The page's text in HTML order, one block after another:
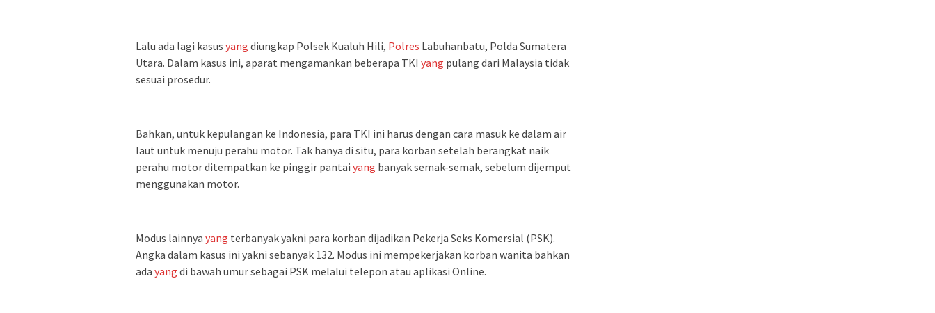
Lalu ada lagi kasus yang diungkap Polsek Kualuh Hili, Polres Labuhanbatu, Polda Sumatera
Utara. Dalam kasus ini, aparat mengamankan beberapa TKI yang pulang dari Malaysia tidak
sesuai prosedur.
Bahkan, untuk kepulangan ke Indonesia, para TKI ini harus dengan cara masuk ke dalam air
laut untuk menuju perahu motor. Tak hanya di situ, para korban setelah berangkat naik
perahu motor ditempatkan ke pinggir pantai yang banyak semak-semak, sebelum dijemput
menggunakan motor.
Modus lainnya yang terbanyak yakni para korban dijadikan Pekerja Seks Komersial (PSK).
Angka dalam kasus ini yakni sebanyak 132. Modus ini mempekerjakan korban wanita bahkan
ada yang di bawah umur sebagai PSK melalui telepon atau aplikasi Online.